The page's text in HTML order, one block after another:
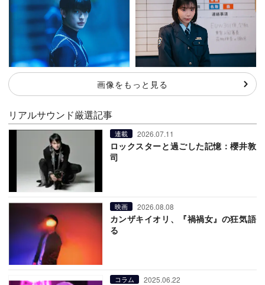
画像をもっと見る
リアルサウンド厳選記事
連載 2026.07.11
ロックスターと過ごした記憶：櫻井敦
司
映画 2026.08.08
カンザキイオリ、『禍禍女』の狂気語
る
コラム 2025.06.22